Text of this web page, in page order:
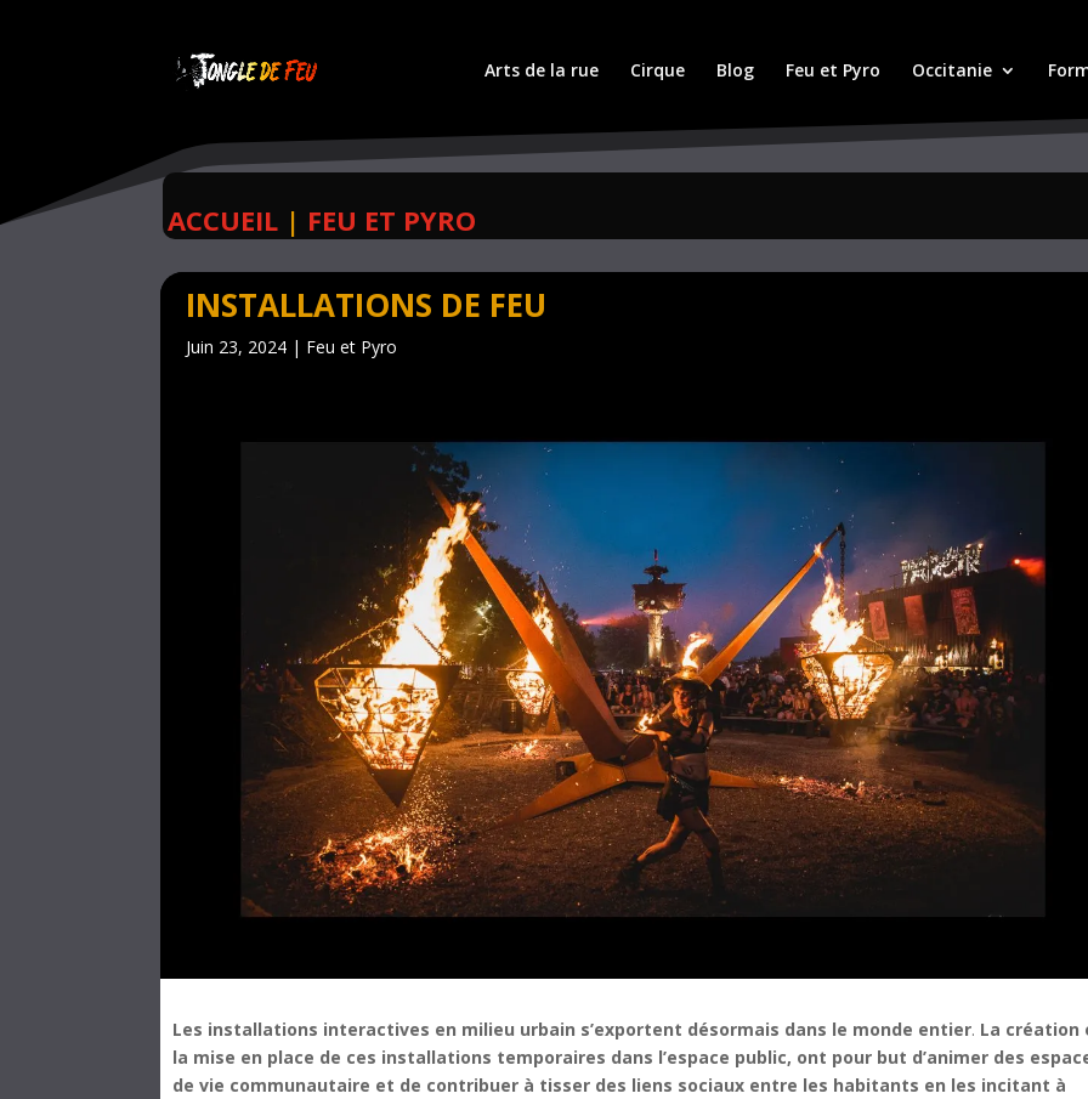
Arts de la rue Cirque Blog Feu et Pyro Occitanie
ACCUEIL | FEU ET PYRO
INSTALLATIONS DE FEU
Juin 23, 2024 | Feu et Pyro
Les installations interactives en milieu urbain s’exportent désormais dans le monde entier. La création
la mise en place de ces installations temporaires dans l’espace public, ont pour but d’animer des
de vie communautaire et de contribuer à tisser des liens sociaux entre les habitants en les incitant à